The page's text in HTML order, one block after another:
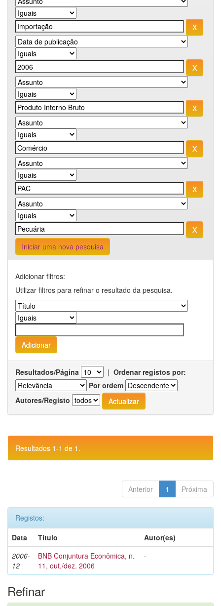
Iniciar uma nova pesquisa
Adicionar filtros:
Utilizar filtros para refinar o resultado da pesquisa.
Resultados/Página | Ordenar registos por:
Por ordem
Autores/Registo
Resultados 1-1 de 1.
Anterior 1 Próxima
Registos:
Data
Título
Autor(es)
2006-
12
BNB Conjuntura Econômica, n.
11, out./dez. 2006
-
Refinar